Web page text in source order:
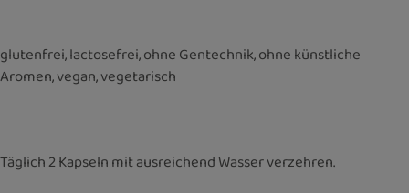
glutenfrei, lactosefrei, ohne Gentechnik, ohne künstliche
Aromen, vegan, vegetarisch
Täglich 2 Kapseln mit ausreichend Wasser verzehren.